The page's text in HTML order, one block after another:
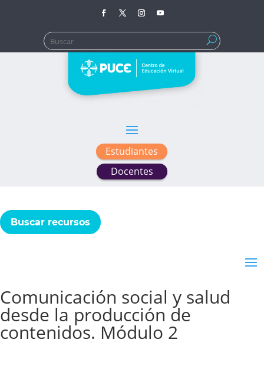
Buscar:
Estudiantes
Docentes
Buscar recursos
Comunicación social y salud
desde la producción de
contenidos​. Módulo 2